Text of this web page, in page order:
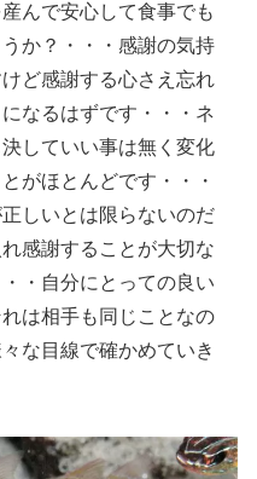
んで安心して食事でも
か？・・・感謝の気持
ど感謝する心さえ忘れ
なるはずです・・・ネ
していい事は無く変化
がほとんどです・・・
しいとは限らないのだ
感謝することが大切な
・自分にとっての良い
は相手も同じことなの
な目線で確かめていき